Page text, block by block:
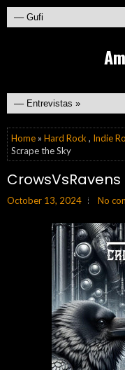
Home » Hard Rock , Indie
Scrape the Sky
October 13, 2024 No